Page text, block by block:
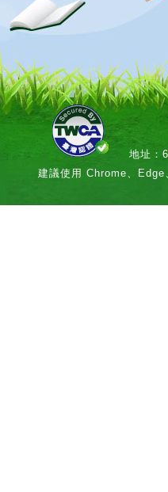
地址：
建議使用 Chrome、